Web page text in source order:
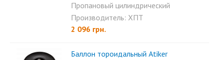
Пропановый цилиндрический
баллон ХПТ 20л...
Производитель: ХПТ
2 096 грн.
Баллон тороидальный Аtiker